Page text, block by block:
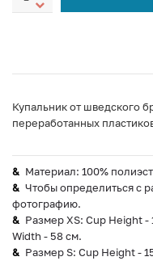
Купальник от шведского
переработанных
Материал: 100%
Чтобы определиться с
фотографию.
Размер XS: Cup Height -
Width - 58 см.
Размер S: Cup Height -